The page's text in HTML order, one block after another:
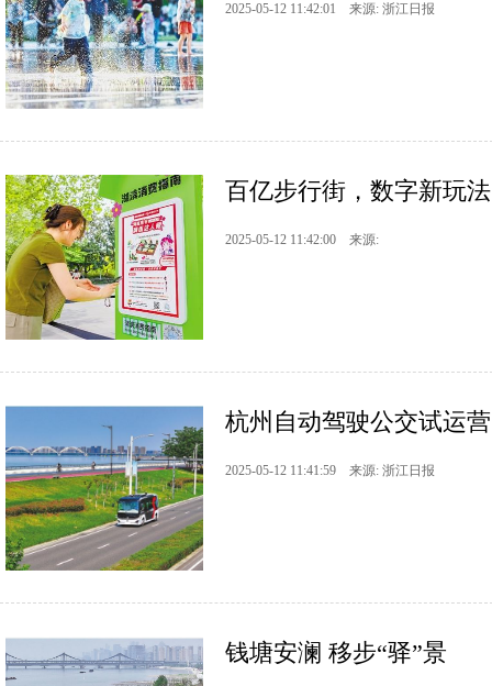
2025-05-12 11:42:01 来源: 浙江日报
百亿步行街，数字新玩
2025-05-12 11:42:00 来源:
杭州自动驾驶公交试运营
2025-05-12 11:41:59 来源: 浙江日报
钱塘安澜 移步“驿”景